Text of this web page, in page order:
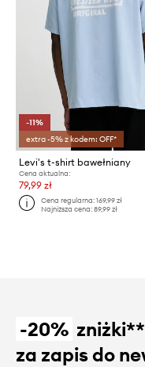
-11%
extra -5% z kodem: OFF*
Levi's t-shirt bawełniany
Cena aktualna:
79,99 zł
Cena regularna:169,99 zł
Najniższa cena:89,99 zł
-20%
za zapis do